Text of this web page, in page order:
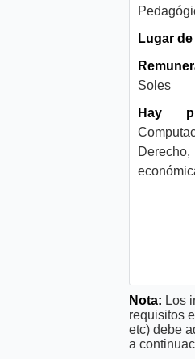
Lugar
Soles
Hay
Nota: Los
requisitos
etc) debe
a